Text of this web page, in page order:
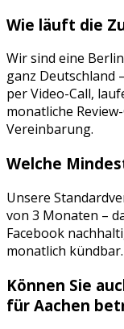
Wie läuft die
Wir sind eine
ganz Deutschland
per Video-Call,
monatliche
Vereinbarung.
Welche
Unsere
von 3 Monaten –
Facebook
monatlich kündbar.
Können Sie
für Aachen